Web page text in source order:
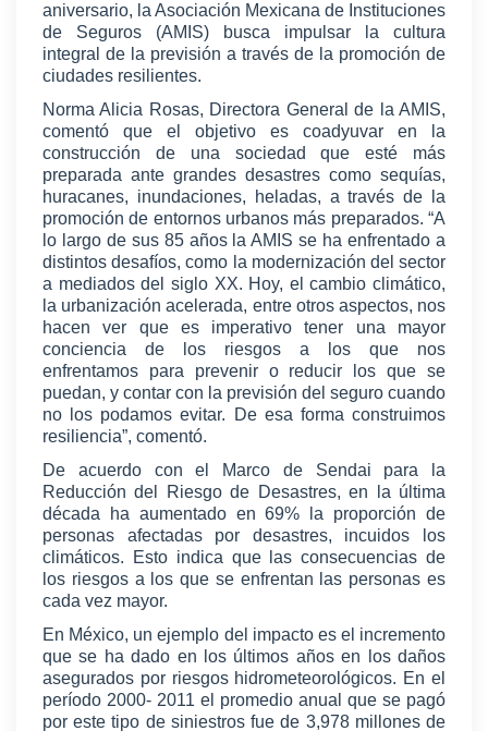
aniversario, la Asociación Mexicana de Instituciones
de Seguros (AMIS) busca impulsar la cultura
integral de la previsión a través de la promoción de
ciudades resilientes.
Norma Alicia Rosas, Directora General de la AMIS,
comentó que el objetivo es coadyuvar en la
construcción de una sociedad que esté más
preparada ante grandes desastres como sequías,
huracanes, inundaciones, heladas, a través de la
promoción de entornos urbanos más preparados. “A
lo largo de sus 85 años la AMIS se ha enfrentado a
distintos desafíos, como la modernización del sector
a mediados del siglo XX. Hoy, el cambio climático,
la urbanización acelerada, entre otros aspectos, nos
hacen ver que es imperativo tener una mayor
conciencia de los riesgos a los que nos
enfrentamos para prevenir o reducir los que se
puedan, y contar con la previsión del seguro cuando
no los podamos evitar. De esa forma construimos
resiliencia”, comentó.
De acuerdo con el Marco de Sendai para la
Reducción del Riesgo de Desastres, en la última
década ha aumentado en 69% la proporción de
personas afectadas por desastres, incuidos los
climáticos. Esto indica que las consecuencias de
los riesgos a los que se enfrentan las personas es
cada vez mayor.
En México, un ejemplo del impacto es el incremento
que se ha dado en los últimos años en los daños
asegurados por riesgos hidrometeorológicos. En el
período 2000- 2011 el promedio anual que se pagó
por este tipo de siniestros fue de 3,978 millones de